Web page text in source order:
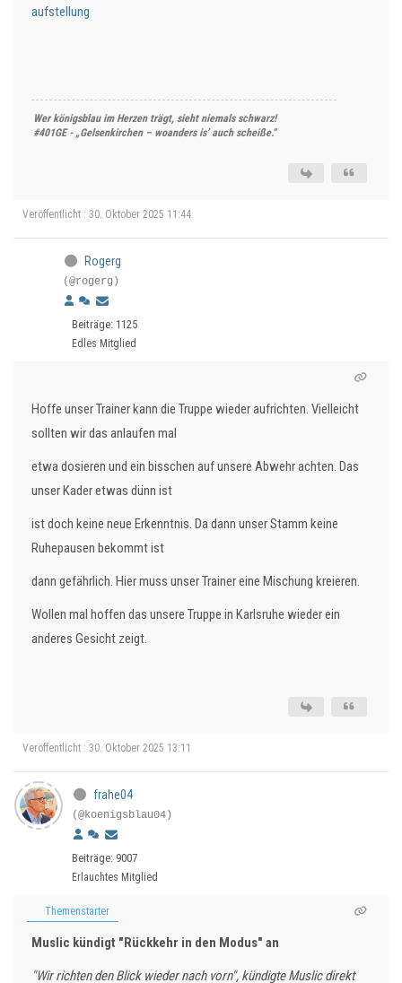
aufstellung
Wer königsblau im Herzen trägt, sieht niemals schwarz!
#401GE - „Gelsenkirchen – woanders is’ auch scheiße.“
Veröffentlicht : 30. Oktober 2025 11:44
Rogerg
(@rogerg)
Beiträge: 1125
Edles Mitglied
Hoffe unser Trainer kann die Truppe wieder aufrichten. Vielleicht
sollten wir das anlaufen mal
etwa dosieren und ein bisschen auf unsere Abwehr achten. Das
unser Kader etwas dünn ist
ist doch keine neue Erkenntnis. Da dann unser Stamm keine
Ruhepausen bekommt ist
dann gefährlich. Hier muss unser Trainer eine Mischung kreieren.
Wollen mal hoffen das unsere Truppe in Karlsruhe wieder ein
anderes Gesicht zeigt.
Veröffentlicht : 30. Oktober 2025 13:11
frahe04
(@koenigsblau04)
Beiträge: 9007
Erlauchtes Mitglied
Themenstarter
Muslic kündigt "Rückkehr in den Modus" an
"Wir richten den Blick wieder nach vorn", kündigte Muslic direkt